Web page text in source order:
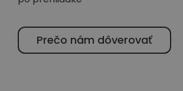
Prečo nám dôverovať